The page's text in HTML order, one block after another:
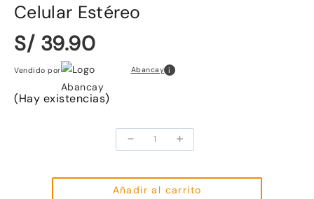
Celular Estéreo
S/ 39.90
Vendido por Abancay i
(Hay existencias)
-
Micrófono
Pechero
Celular
+
Añadir al carrito